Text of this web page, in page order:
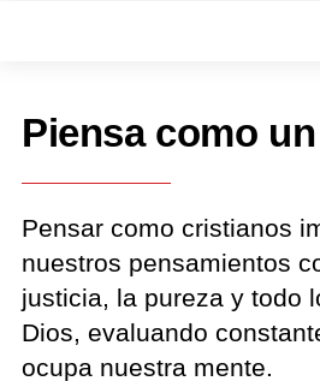
Piensa como
Pensar como cristianos
nuestros pensamientos
justicia, la pureza y todo
Dios, evaluando
ocupa nuestra mente.